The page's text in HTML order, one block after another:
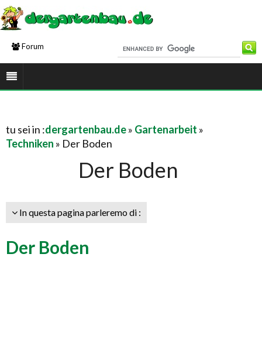
Forum
tu sei in :dergartenbau.de» Gartenarbeit »
Techniken » Der Boden
Der Boden
In questa pagina parleremo di :
Der Boden